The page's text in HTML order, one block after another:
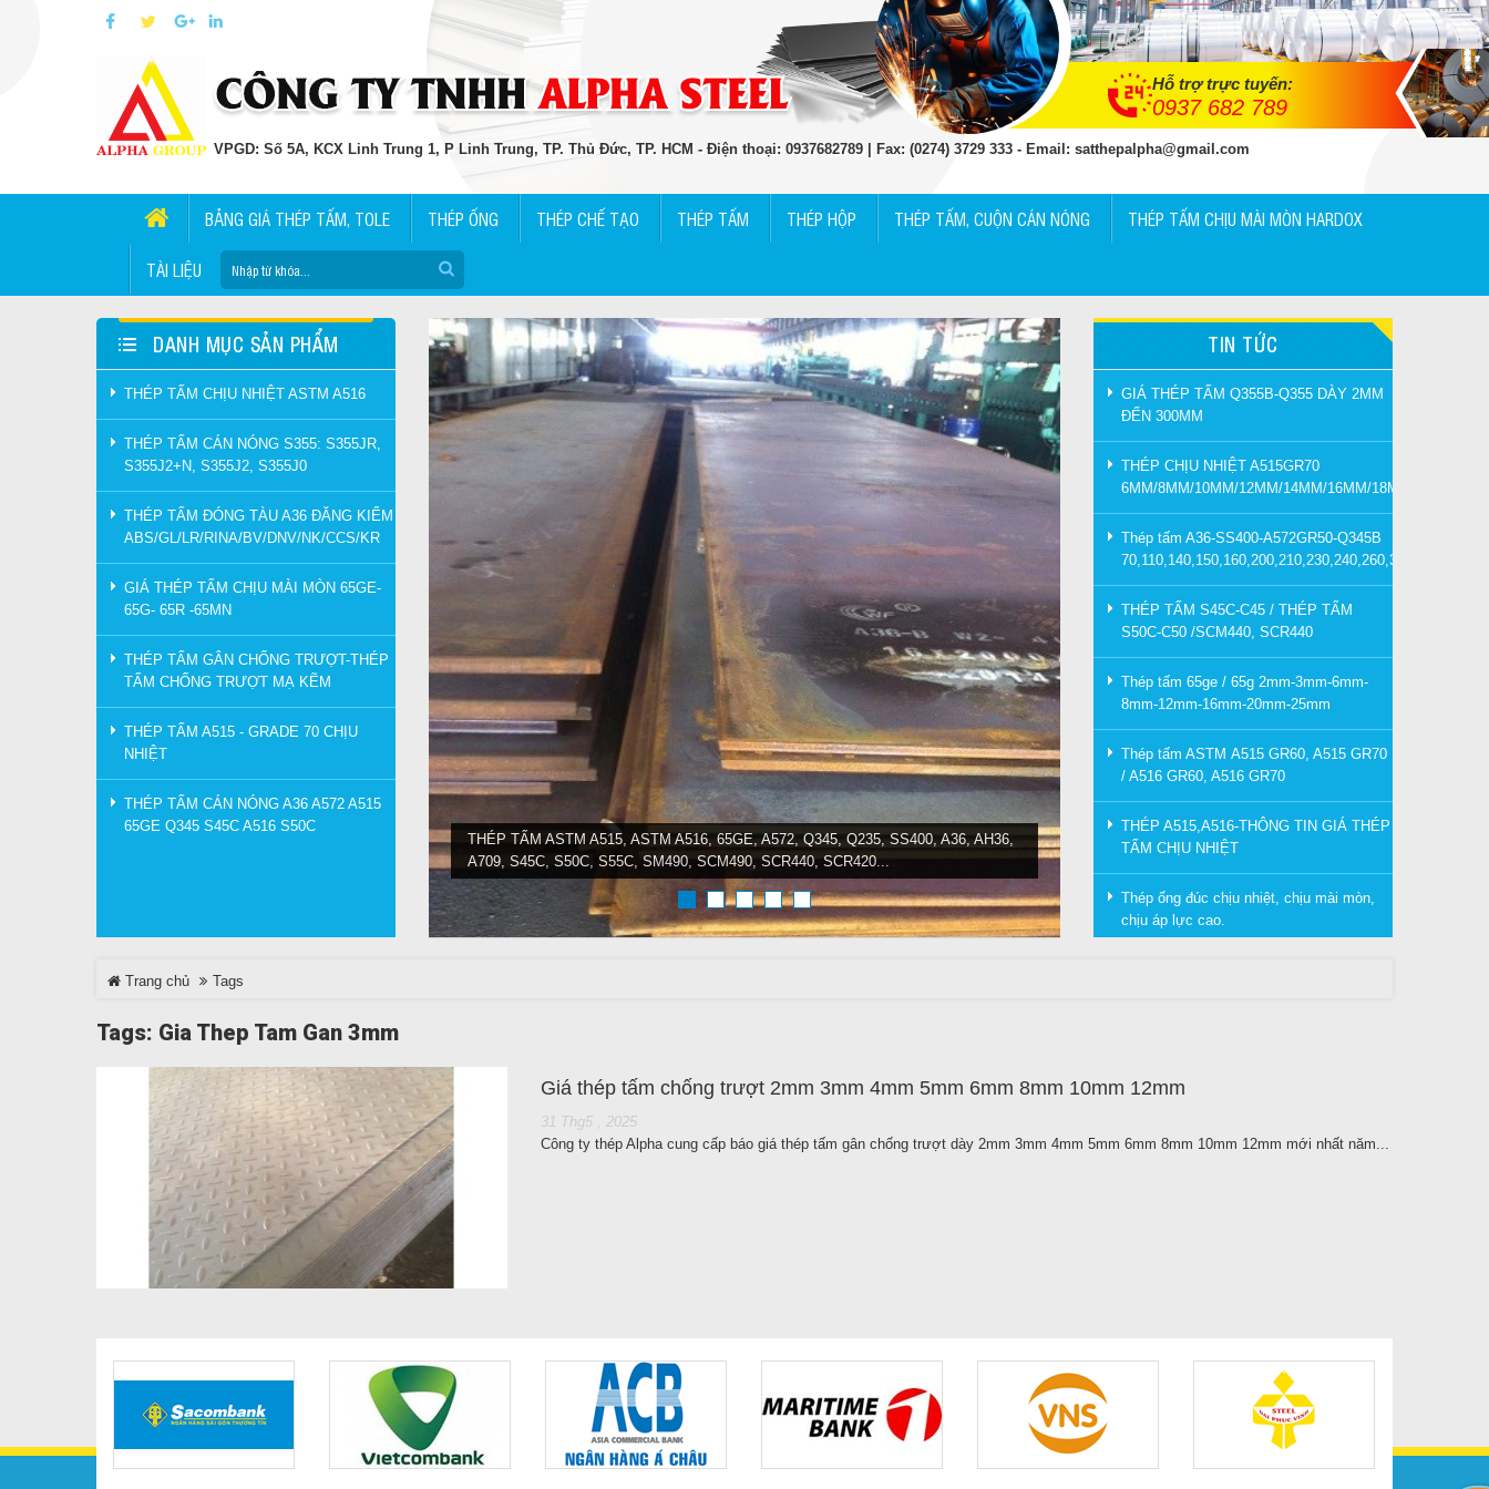
Hỗ trợ trực tuyến:
0937 682 789
VPGD: Số 5A, KCX Linh Trung 1, P Linh Trung, TP. Thủ Đức, TP. HCM - Điện thoại: 0937682789 | Fax: (0274) 3729 333 - Email: satthepalpha@gmail.com
BẢNG GIÁ THÉP TẤM, TOLE THÉP ỐNG THÉP CHẾ TẠO THÉP TẤM THÉP HỘP THÉP TẤM, CUỘN CÁN NÓNG THÉP TẤM CHỊU MÀI MÒN HARDOX
TÀI LIỆU
DANH MỤC SẢN PHẨM
THÉP TẤM CHỊU NHIỆT ASTM A516
THÉP TẤM CÁN NÓNG S355: S355JR,
S355J2+N, S355J2, S355J0
THÉP TẤM ĐÓNG TÀU A36 ĐĂNG KIỂM
ABS/GL/LR/RINA/BV/DNV/NK/CCS/KR
GIÁ THÉP TẤM CHỊU MÀI MÒN 65GE-
65G- 65R -65MN
THÉP TẤM GÂN CHỐNG TRƯỢT-THÉP
TẤM CHỐNG TRƯỢT MẠ KẼM
THÉP TẤM A515 - GRADE 70 CHỊU
NHIỆT
THÉP TẤM CÁN NÓNG A36 A572 A515
65GE Q345 S45C A516 S50C
THÉP TẤM ASTM A515, ASTM A516, 65GE, A572, Q345, Q235, SS400, A36, AH36,
A709, S45C, S50C, S55C, SM490, SCM490, SCR440, SCR420...
TIN TỨC
GIÁ THÉP TẤM Q355B-Q355 DÀY 2MM
ĐẾN 300MM
THÉP CHỊU NHIỆT A515GR70
6MM/8MM/10MM/12MM/14MM/16MM/18MM/20MM
Thép tấm A36-SS400-A572GR50-Q345B
70,110,140,150,160,200,210,230,240,260,300mm
THÉP TẤM S45C-C45 / THÉP TẤM
S50C-C50 /SCM440, SCR440
Thép tấm 65ge / 65g 2mm-3mm-6mm-
8mm-12mm-16mm-20mm-25mm
Thép tấm ASTM A515 GR60, A515 GR70
/ A516 GR60, A516 GR70
THÉP A515,A516-THÔNG TIN GIÁ THÉP
TẤM CHỊU NHIỆT
Thép ống đúc chịu nhiệt, chịu mài mòn,
chịu áp lực cao.
Trang chủ Tags
Tags: Gia Thep Tam Gan 3mm
Giá thép tấm chống trượt 2mm 3mm 4mm 5mm 6mm 8mm 10mm 12mm
31 Thg5 , 2025
Công ty thép Alpha cung cấp báo giá thép tấm gân chống trượt dày 2mm 3mm 4mm 5mm 6mm 8mm 10mm 12mm mới nhất năm...